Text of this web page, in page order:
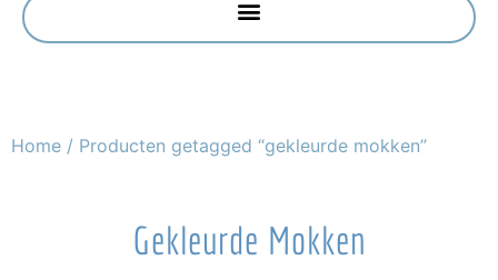
Home / Producten getagged “gekleurde mokken”
Gekleurde Mokken